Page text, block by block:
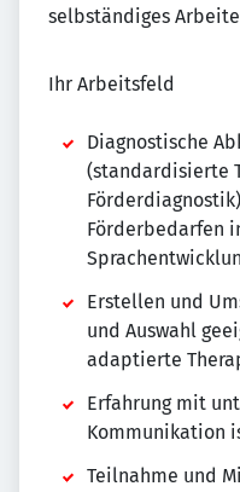
selbständiges
Ihr Arbeitsfeld
Diagnostische
(standardisierte
Förderbedarfen
Erstellen und
und Auswahl
adaptierte
Erfahrung mit
Kommunikation
Teilnahme und